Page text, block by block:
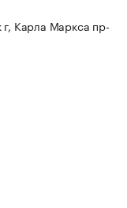
Карла Маркса пр-